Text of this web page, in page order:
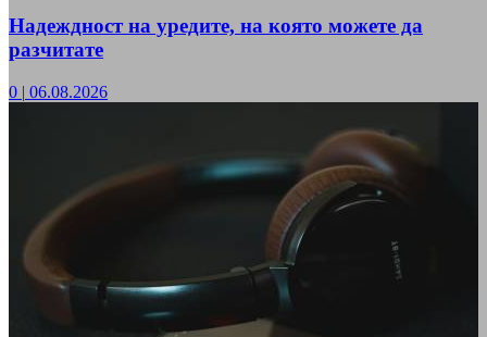
Надеждност на уредите, на която можете да
разчитате
0 | 06.08.2026